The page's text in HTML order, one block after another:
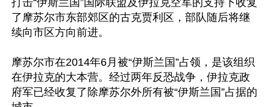
打击“伊斯兰国”国际联盟及伊拉克空军的支持下收复
了摩苏尔市东部郊区的古克贾利区，部队随后将继
续向市区方向前进。
摩苏尔市在2014年6月被“伊斯兰国”占领，是该组织
在伊拉克的大本营。经过两年反恐战争，伊拉克政
府军已经收复了除摩苏尔外所有被“伊斯兰国”占据的